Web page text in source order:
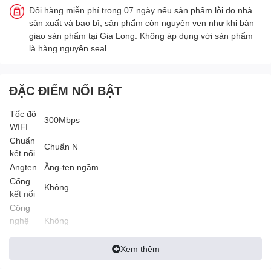
Đổi hàng miễn phí trong 07 ngày nếu sản phẩm lỗi do nhà
sản xuất và bao bì, sản phẩm còn nguyên vẹn như khi bàn
giao sản phẩm tại Gia Long. Không áp dụng với sản phẩm
là hàng nguyên seal.
ĐẶC ĐIỂM NỔI BẬT
Tốc độ
WIFI
300Mbps
Chuẩn
kết nối
Chuẩn N
Angten
Ăng-ten ngầm
Cổng
kết nối
Không
Công
nghệ
Không
bị truy
10-20 User
Xem thêm